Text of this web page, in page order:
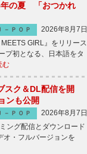
年の夏 「おつかれ
Ｊ－ＰＯＰ
2026年8月7日
GIRL』をリリース
プ初となる、日本語をタ
む
ク＆DL配信を開
ンも公開
Ｊ－ＰＯＰ
2026年8月7日
ング配信とダウンロード
・フルバージョンを